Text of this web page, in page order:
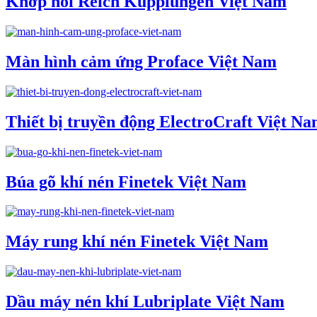
Màn hình cảm ứng Proface Việt Nam
Thiết bị truyền động ElectroCraft Việt
Búa gõ khí nén Finetek Việt Nam
Máy rung khí nén Finetek Việt Nam
Dầu máy nén khí Lubriplate Việt Nam